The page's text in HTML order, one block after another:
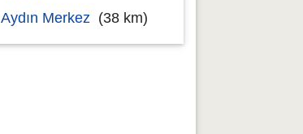
Aydın Merkez (38 km)